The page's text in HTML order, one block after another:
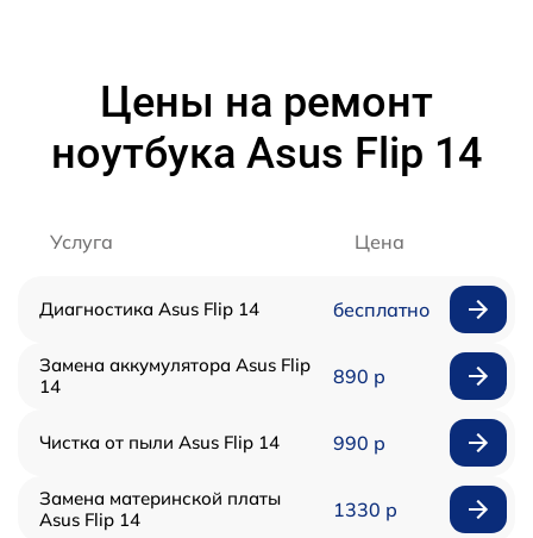
Цены на ремонт
ноутбука Asus Flip 14
Услуга Цена
Диагностика Asus Flip 14 бесплатно
Замена аккумулятора Asus Flip
14
890 р
Чистка от пыли Asus Flip 14 990 р
Замена материнской платы
Asus Flip 14
1330 р